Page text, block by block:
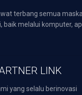
terbang semua
melalui komputer,
LINK
yang selalu berinovasi